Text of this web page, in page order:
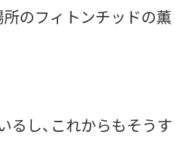
のフィトンチッドの薫
し、これからもそうす